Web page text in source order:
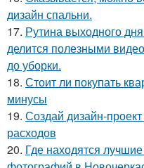
дизайн спальни.
17. Рутина выходного
делится полезными
до уборки.
18. Стоит ли покупать
минусы
19. Создай дизайн-
расходов
20. Где находятся